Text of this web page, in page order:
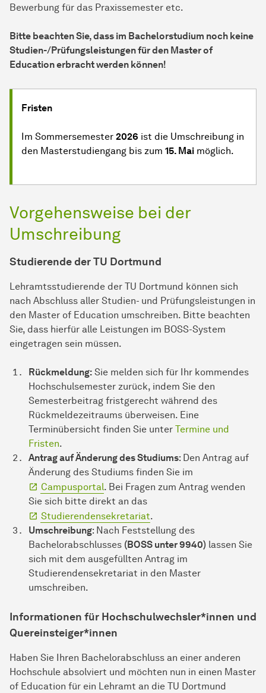
Bewerbung für das Praxissemester etc.
Bitte beachten Sie, dass im Bachelorstudium noch keine
Studien-/Prüfungsleistungen für den Master of
Education erbracht werden können!
Fristen
Im Sommersemester 2026 ist die Umschreibung in
den Masterstudiengang bis zum 15. Mai möglich.
Vorgehensweise bei der
Umschreibung
Studierende der TU Dortmund
Lehramtsstudierende der TU Dortmund können sich
nach Abschluss aller Studien- und Prüfungsleistungen in
den Master of Education umschreiben. Bitte beachten
Sie, dass hierfür alle Leistungen im BOSS-System
eingetragen sein müssen.
Rückmeldung: Sie melden sich für Ihr kommendes
Hochschulsemester zurück, indem Sie den
Semesterbeitrag fristgerecht während des
Rückmeldezeitraums überweisen. Eine
Terminübersicht finden Sie unter Termine und
Fristen.
Antrag auf Änderung des Studiums: Den Antrag auf
Änderung des Studiums finden Sie im
Campusportal. Bei Fragen zum Antrag wenden
Sie sich bitte direkt an das
Studierendensekretariat.
Umschreibung: Nach Feststellung des
Bachelorabschlusses (BOSS unter 9940) lassen Sie
sich mit dem ausgefüllten Antrag im
Studierendensekretariat in den Master
umschreiben.
Informationen für Hochschulwechsler*innen und
Quereinsteiger*innen
Haben Sie Ihren Bachelorabschluss an einer anderen
Hochschule absolviert und möchten nun in einen Master
of Education für ein Lehramt an die TU Dortmund